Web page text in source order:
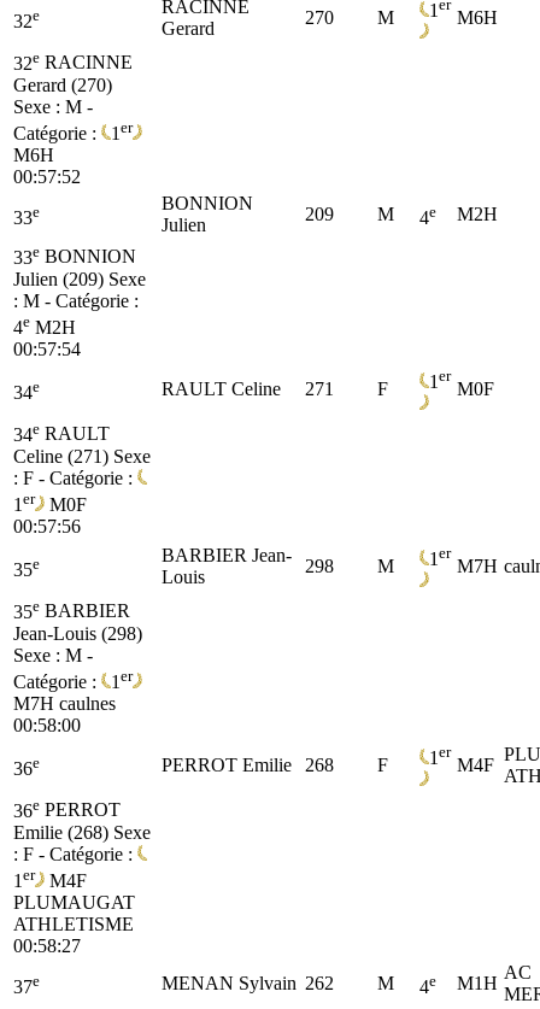
32e
RACINNE
Gerard
270 M 1 M6H
32e RACINNE
Gerard (270)
Sexe : M -
Catégorie :
1 er
M6H
00:57:52
33e
BONNION
Julien
209 M 4e M2H
33e BONNION
Julien (209) Sexe
: M - Catégorie :
4e M2H
00:57:54
34e RAULT Celine 271 F 1 er
M0F
34e RAULT
Celine (271) Sexe
: F - Catégorie :
1 er
M0F
00:57:56
35e
BARBIER Jean-
Louis
298 M 1 er
M7H
35e BARBIER
Jean-Louis (298)
Sexe : M -
Catégorie :
1 er
M7H caulnes
00:58:00
36e PERROT Emilie 268 F 1 er
M4F
36e PERROT
Emilie (268) Sexe
: F - Catégorie :
1 er
M4F
PLUMAUGAT
ATHLETISME
00:58:27
37e MENAN Sylvain 262 M 4e M1H
AC